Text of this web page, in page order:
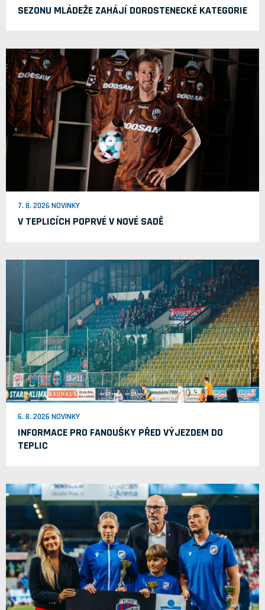
SEZONU MLÁDEŽE ZAHÁJÍ DOROSTENECKÉ KATEGORIE
7. 8. 2026 NOVINKY
V TEPLICÍCH POPRVÉ V NOVÉ SADĚ
6. 8. 2026 NOVINKY
INFORMACE PRO FANOUŠKY PŘED VÝJEZDEM DO
TEPLIC